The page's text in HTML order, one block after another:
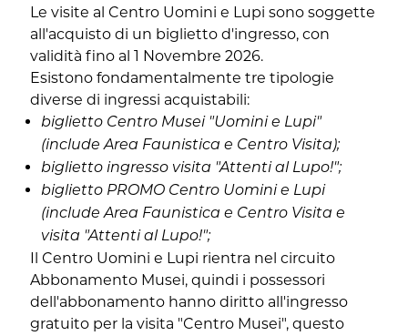
Le visite al Centro Uomini e Lupi sono soggette
all'acquisto di un biglietto d'ingresso, con
validità fino al 1 Novembre 2026.
Esistono fondamentalmente tre tipologie
diverse di ingressi acquistabili:
biglietto Centro Musei "Uomini e Lupi"
(include Area Faunistica e Centro Visita);
biglietto ingresso visita "Attenti al Lupo!";
biglietto PROMO Centro Uomini e Lupi
(include Area Faunistica e Centro Visita e
visita "Attenti al Lupo!";
Il Centro Uomini e Lupi rientra nel circuito
Abbonamento Musei, quindi i possessori
dell'abbonamento hanno diritto all'ingresso
gratuito per la visita "Centro Musei", questo